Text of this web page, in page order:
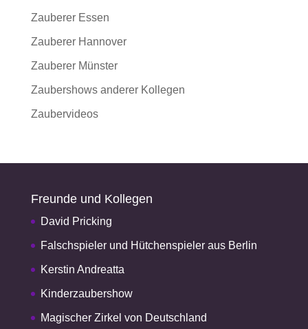
Zauberer Essen
Zauberer Hannover
Zauberer Münster
Zaubershows anderer Kollegen
Zaubervideos
Freunde und Kollegen
David Pricking
Falschspieler und Hütchenspieler aus Berlin
Kerstin Andreatta
Kinderzaubershow
Magischer Zirkel von Deutschland